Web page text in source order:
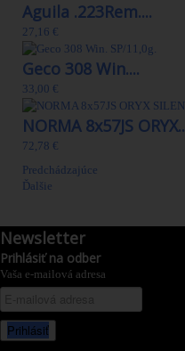
Aguila .223Rem....
27,16 €
Geco 308 Win....
33,00 €
NORMA 8x57JS
72,78 €
Predchádzajúce
Ďalšie
Newsletter
Prihlásiť na odber
Vaša e-mailová adresa
Prihlásiť